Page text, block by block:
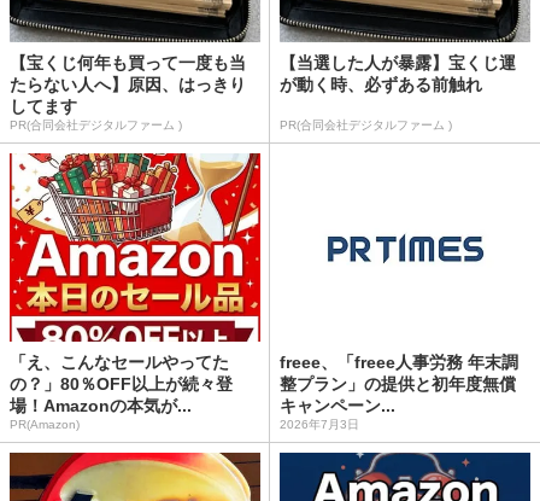
【宝くじ何年も買って一度も当
たらない人へ】原因、はっきり
してます
PR(合同会社デジタルファーム )
【当選した人が暴露】宝くじ運
が動く時、必ずある前触れ
PR(合同会社デジタルファーム )
「え、こんなセールやってた
の？」80％OFF以上が続々登
場！Amazonの本気が...
PR(Amazon)
freee、「freee人事労務 年末調
整プラン」の提供と初年度無償
キャンペーン...
2026年7月3日